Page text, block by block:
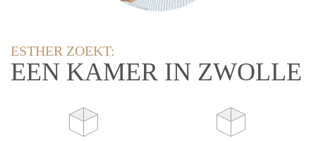
ESTHER ZOEKT:
EEN KAMER IN ZWOLLE